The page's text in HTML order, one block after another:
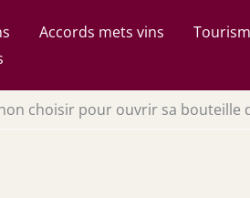
Accords mets vins
choisir pour ouvrir sa bouteille